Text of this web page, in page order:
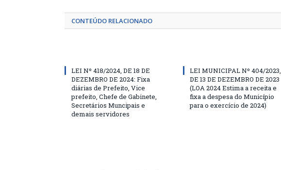
CONTEÚDO RELACIONADO
LEI Nº 418/2024, DE 18 DE
DEZEMBRO DE 2024: Fixa
diárias de Prefeito, Vice
prefeito, Chefe de Gabinete,
Secretários Muncipais e
demais servidores
LEI MUNICIPAL Nº 404/2023,
DE 13 DE DEZEMBRO DE 2023
(LOA 2024 Estima a receita e
fixa a despesa do Município
para o exercício de 2024)